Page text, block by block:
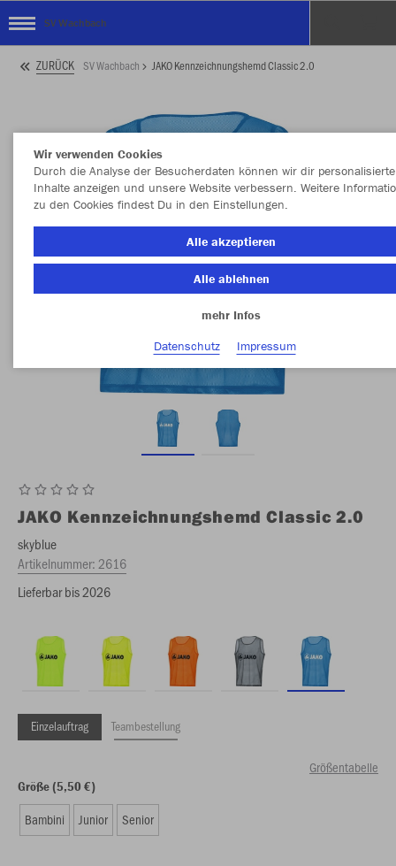
SV Wachbach
ZURÜCK SV Wachbach JAKO Kennzeichnungshemd Classic 2.0
JAKO Kennzeichnungshemd Classic 2.0
skyblue
Artikelnummer: 2616
Lieferbar bis 2026
Einzelauftrag Teambestellung
Größentabelle
Größe (5,50 €)
Bambini Junior Senior
Wir verwenden Cookies
Durch die Analyse der Besucherdaten können wir dir personalisierte
Inhalte anzeigen und unsere Website verbessern. Weitere
zu den Cookies findest Du in den Einstellungen.
Alle akzeptieren
Alle ablehnen
mehr Infos
Datenschutz
Impressum